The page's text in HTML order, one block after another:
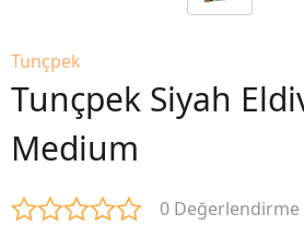
Tunçpek
Tunçpek Siyah
Medium
0 Değerlendirme